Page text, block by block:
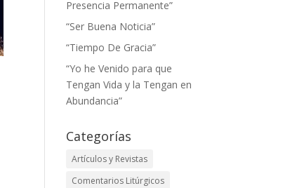
Presencia Permanente”
“Ser Buena Noticia”
“Tiempo De Gracia”
“Yo he Venido para que
Tengan Vida y la Tengan en
Abundancia”
Categorías
Artículos y Revistas
Comentarios Litúrgicos